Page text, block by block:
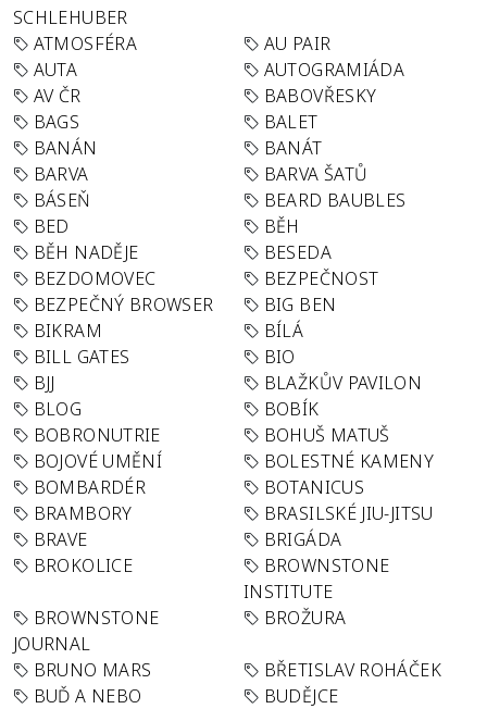
SCHLEHUBER
ATMOSFÉRA
AU PAIR
AUTA
AUTOGRAMIÁDA
AV ČR
BABOVŘESKY
BAGS
BALET
BANÁN
BANÁT
BARVA
BARVA ŠATŮ
BÁSEŇ
BEARD BAUBLES
BED
BĚH
BĚH NADĚJE
BESEDA
BEZDOMOVEC
BEZPEČNOST
BEZPEČNÝ BROWSER
BIG BEN
BIKRAM
BÍLÁ
BILL GATES
BIO
BJJ
BLAŽKŮV PAVILON
BLOG
BOBÍK
BOBRONUTRIE
BOHUŠ MATUŠ
BOJOVÉ UMĚNÍ
BOLESTNÉ KAMENY
BOMBARDÉR
BOTANICUS
BRAMBORY
BRASILSKÉ JIU-JITSU
BRAVE
BRIGÁDA
BROKOLICE
BROWNSTONE
INSTITUTE
BROWNSTONE
JOURNAL
BROŽURA
BRUNO MARS
BŘETISLAV ROHÁČEK
BUĎ A NEBO
BUDĚJCE